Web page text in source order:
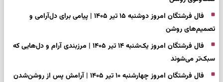
فال فرشتگان امروز دوشنبه ۱۵ تیر ۱۴۰۵ | پیامی برای دل‌آرامی و
تصمیم‌های روشن
فال فرشتگان امروز یک‌شنبه ۱۴ تیر ۱۴۰۵ | مرزبندی آرام و دل‌هایی که
سبک‌تر می‌شوند
فال فرشتگان امروز چهارشنبه ۱۰ تیر ۱۴۰۵ | آرامش پس از روشن‌شدن